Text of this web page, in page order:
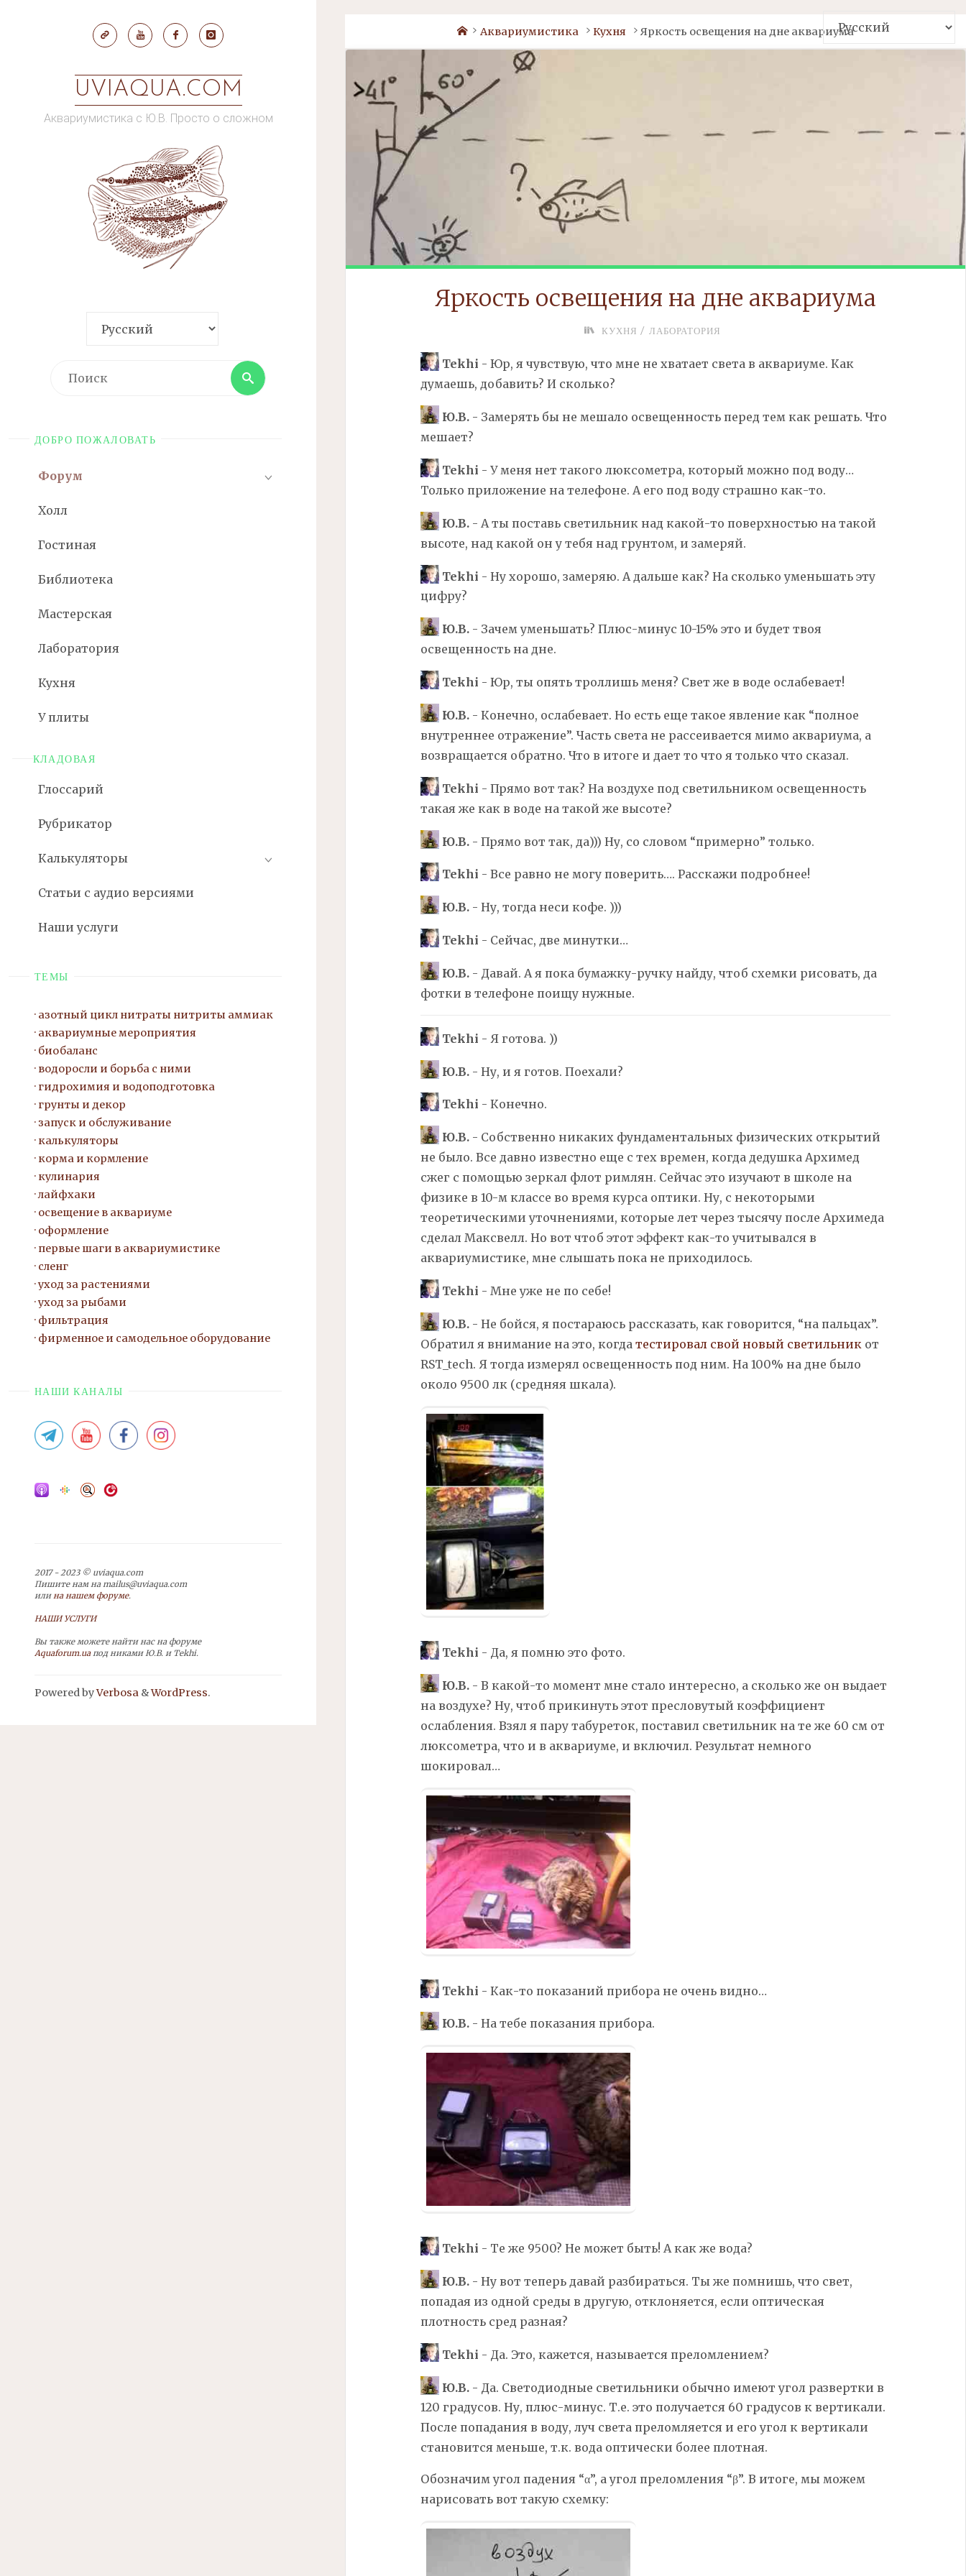
UVIAQUA.COM
Аквариумистика с Ю.В. Просто о сложном
Поиск
ДОБРО ПОЖАЛОВАТЬ
Форум
Холл
Гостиная
Библиотека
Мастерская
Лаборатория
Кухня
У плиты
КЛАДОВАЯ
Глоссарий
Рубрикатор
Калькуляторы
Статьи с аудио версиями
Наши услуги
ТЕМЫ
азотный цикл нитраты нитриты аммиак
аквариумные мероприятия
биобаланс
водоросли и борьба с ними
гидрохимия и водоподготовка
грунты и декор
запуск и обслуживание
калькуляторы
корма и кормление
кулинария
лайфхаки
освещение в аквариуме
оформление
первые шаги в аквариумистике
сленг
уход за растениями
уход за рыбами
фильтрация
фирменное и самодельное оборудование
НАШИ КАНАЛЫ
2017 - 2023 © uviaqua.com
Пишите нам на mailus@uviaqua.com
илина нашем форуме.
НАШИ УСЛУГИ
Вы также можете найти нас на форуме
Aquaforum.uaпод никами Ю.В. и Tekhi.
Powered byVerbosa &WordPress.
Home
Аквариумистика Кухня Яркость освещения на дне аквариума
Яркость освещения на дне аквариума
КУХНЯ / ЛАБОРАТОРИЯ
Tekhi - Юр, я чувствую, что мне не хватает света в аквариуме. Как
думаешь, добавить? И сколько?
Ю.В.- Замерять бы не мешало освещенность перед тем как решать. Что
мешает?
Tekhi - У меня нет такого люксометра, который можно под воду…
Только приложение на телефоне. А его под воду страшно как-то.
Ю.В.- А ты поставь светильник над какой-то поверхностью на такой
высоте, над какой он у тебя над грунтом, и замеряй.
Tekhi - Ну хорошо, замеряю. А дальше как? На сколько уменьшать эту
цифру?
Ю.В.- Зачем уменьшать? Плюс-минус 10-15% это и будет твоя
освещенность на дне.
Tekhi - Юр, ты опять троллишь меня? Свет же в воде ослабевает!
Ю.В.- Конечно, ослабевает. Но есть еще такое явление как “полное
внутреннее отражение”. Часть света не рассеивается мимо аквариума, а
возвращается обратно. Что в итоге и дает то что я только что сказал.
Tekhi - Прямо вот так? На воздухе под светильником освещенность
такая же как в воде на такой же высоте?
Ю.В.- Прямо вот так, да))) Ну, со словом “примерно” только.
Tekhi - Все равно не могу поверить…. Расскажи подробнее!
Ю.В.- Ну, тогда неси кофе. )))
Tekhi - Сейчас, две минутки…
Ю.В.- Давай. А я пока бумажку-ручку найду, чтоб схемки рисовать, да
фотки в телефоне поищу нужные.
Tekhi - Я готова. ))
Ю.В.- Ну, и я готов. Поехали?
Tekhi - Конечно.
Ю.В.- Собственно никаких фундаментальных физических открытий
не было. Все давно известно еще с тех времен, когда дедушка Архимед
сжег с помощью зеркал флот римлян. Сейчас это изучают в школе на
физике в 10-м классе во время курса оптики. Ну, с некоторыми
теоретическими уточнениями, которые лет через тысячу после Архимеда
сделал Максвелл. Но вот чтоб этот эффект как-то учитывался в
аквариумистике, мне слышать пока не приходилось.
Tekhi - Мне уже не по себе!
Ю.В.- Не бойся, я постараюсь рассказать, как говорится, “на пальцах”.
Обратил я внимание на это, когда тестировал свой новый светильник от
RST_tech. Я тогда измерял освещенность под ним. На 100% на дне было
около 9500 лк (средняя шкала).
Tekhi - Да, я помню это фото.
Ю.В.- В какой-то момент мне стало интересно, а сколько же он выдает
на воздухе? Ну, чтоб прикинуть этот пресловутый коэффициент
ослабления. Взял я пару табуреток, поставил светильник на те же 60 см от
люксометра, что и в аквариуме, и включил. Результат немного
шокировал…
Tekhi - Как-то показаний прибора не очень видно…
Ю.В.- На тебе показания прибора.
Tekhi - Те же 9500? Не может быть! А как же вода?
Ю.В.- Ну вот теперь давай разбираться. Ты же помнишь, что свет,
попадая из одной среды в другую, отклоняется, если оптическая
плотность сред разная?
Tekhi - Да. Это, кажется, называется преломлением?
Ю.В.- Да. Светодиодные светильники обычно имеют угол развертки в
120 градусов. Ну, плюс-минус. Т.е. это получается 60 градусов к вертикали.
После попадания в воду, луч света преломляется и его угол к вертикали
становится меньше, т.к. вода оптически более плотная.
Обозначим угол падения “α”, а угол преломления “β”. В итоге, мы можем
нарисовать вот такую схемку: